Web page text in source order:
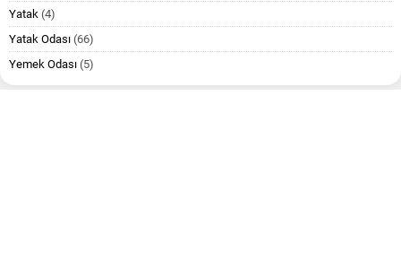
Yatak (4)
Yatak Odası (66)
Yemek Odası (5)